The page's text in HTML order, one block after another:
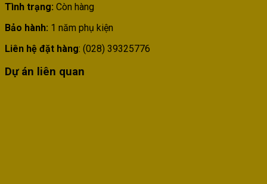
Tình trạng: Còn hàng
Bảo hành: 1 năm phụ kiện
Liên hệ đặt hàng: (028) 39325776
Dự án liên quan